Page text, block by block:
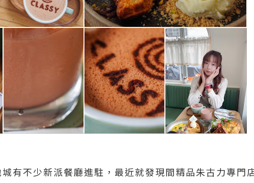
有不少新派餐廳進駐，最近就發現間精品朱古力專門